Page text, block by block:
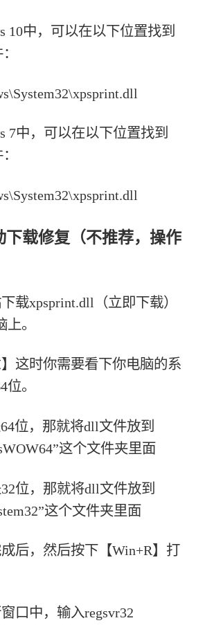
10中，可以在以下位置找到
7中，可以在以下位置找到
下载修复（不推荐，操作
载xpsprint.dll（立即下载）
。
这时你需要看下你电脑的系
。
位，那就将dll文件放到
这个文件夹里面
位，那就将dll文件放到
这个文件夹里面
后，然后按下【Win+R】打
口中，输入regsvr32